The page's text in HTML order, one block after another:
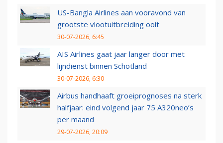
US-Bangla Airlines aan vooravond van
grootste vlootuitbreiding ooit
30-07-2026, 6:45
AIS Airlines gaat jaar langer door met
lijndienst binnen Schotland
30-07-2026, 6:30
Airbus handhaaft groeiprognoses na sterk
halfjaar: eind volgend jaar 75 A320neo’s
per maand
29-07-2026, 20:09